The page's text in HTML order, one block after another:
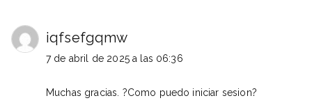
iqfsefgqmw
7 de abril de 2025 a las 06:36
Muchas gracias. ?Como puedo iniciar sesion?